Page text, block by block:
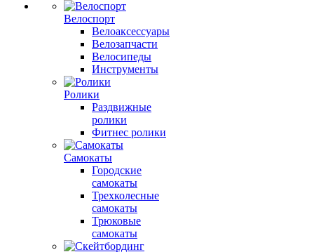
Велоспорт
Велоаксессуары
Велозапчасти
Велосипеды
Инструменты
Ролики
Раздвижные
ролики
Фитнес ролики
Самокаты
Городские
самокаты
Трехколесные
самокаты
Трюковые
самокаты